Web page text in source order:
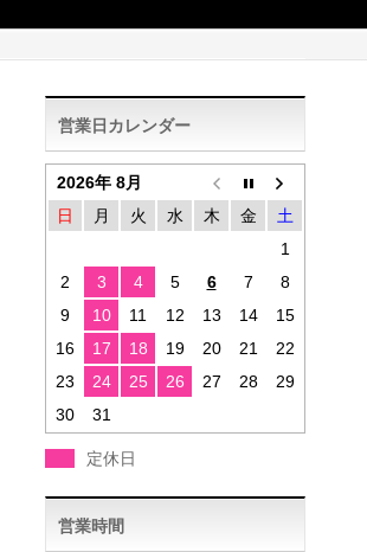
営業日カレンダー
2026年 8月
日
月 火 水 木 金
土
1
2
3 4 5 6 7
8
9
10 11 12 13 14
15
16
17 18 19 20 21
22
23
24 25 26 27 28
29
30
31
定休日
営業時間